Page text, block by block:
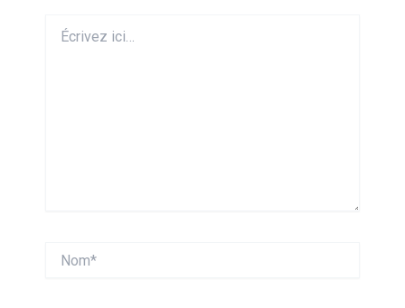
ici…